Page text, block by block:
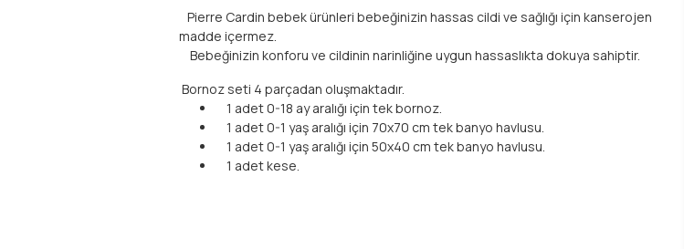
Pierre Cardin bebek ürünleri bebeğinizin hassas cildi ve sağlığı için kanserojen
madde içermez.
Bebeğinizin konforu ve cildinin narinliğine uygun hassaslıkta dokuya sahiptir.
Bornoz seti 4 parçadan oluşmaktadır.
1 adet 0-18 ay aralığı için tek bornoz.
1 adet 0-1 yaş aralığı için 70x70 cm tek banyo havlusu.
1 adet 0-1 yaş aralığı için 50x40 cm tek banyo havlusu.
1 adet kese.